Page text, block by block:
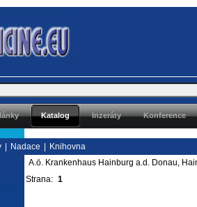
Katalog Inzeráty Konference
Nadace Knihovna
A.ö. Krankenhaus Hainburg a.d. Donau,
Strana: 1